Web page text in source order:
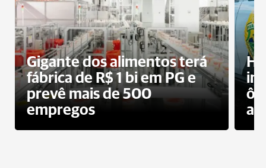
Gigante dos alimentos terá
fábrica de R$ 1 bi em PG e
prevê mais de 500
empregos